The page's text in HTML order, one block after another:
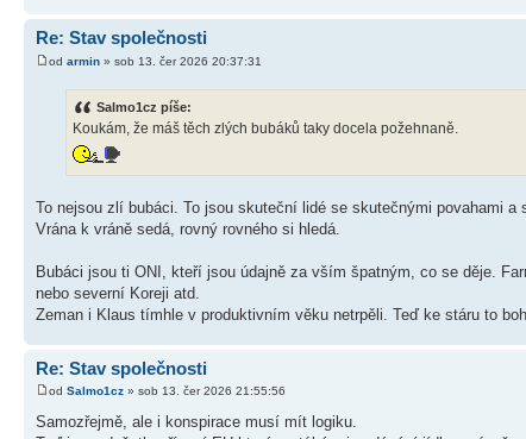
Re: Stav společnosti
od armin » sob 13. čer 2026 20:37:31
Salmo1cz píše:
Koukám, že máš těch zlých bubáků taky docela požehnaně.
To nejsou zlí bubáci. To jsou skuteční lidé se skutečnými povahami a
Vrána k vráně sedá, rovný rovného si hledá.
Bubáci jsou ti ONI, kteří jsou údajně za vším špatným, co se děje.
nebo severní Koreji atd.
Zeman i Klaus tímhle v produktivním věku netrpěli. Teď ke stáru to
Re: Stav společnosti
od Salmo1cz » sob 13. čer 2026 21:55:56
Samozřejmě, ale i konspirace musí mít logiku.